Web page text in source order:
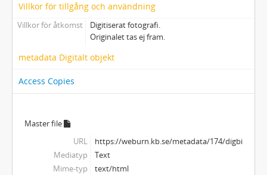
Villkor för tillgång och användning
Villkor för åtkomst
Digitiserat fotografi.
Originalet tas ej fram.
metadata Digitalt objekt
Access Copies
Master file
URL
https://weburn.kb.se/metadata/174/
Mediatyp
Text
Mime-typ
text/html